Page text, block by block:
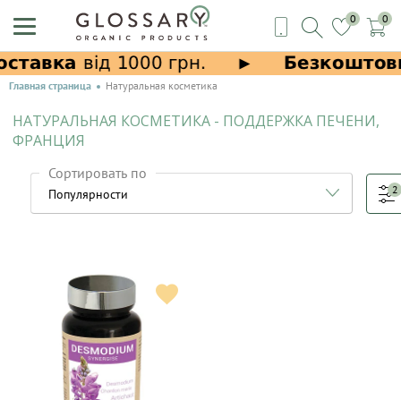
0 0
Главная страница Натуральная косметика
НАТУРАЛЬНАЯ КОСМЕТИКА - ПОДДЕРЖКА ПЕЧЕНИ,
ФРАНЦИЯ
Сортировать по
2